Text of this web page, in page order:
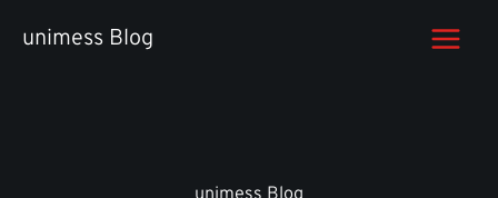
Inhaltunimess Blog